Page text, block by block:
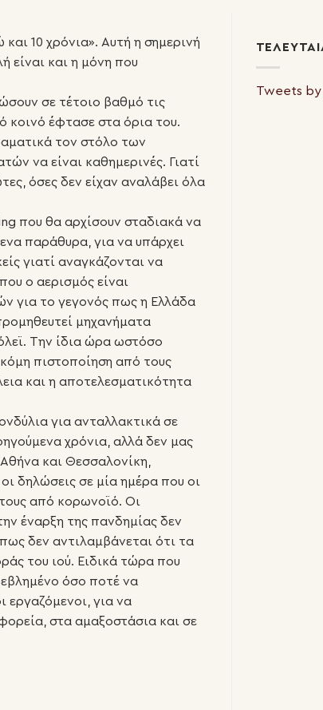
10 χρόνια». Αυτή η σημερινή
και η μόνη που
σε τέτοιο βαθμό τις
κοινό έφτασε στα όρια του.
τον στόλο των
να είναι καθημερινές. Γιατί
όσες δεν είχαν αναλάβει όλα
που θα αρχίσουν σταδιακά να
παράθυρα, για να υπάρχει
γιατί αναγκάζονται να
ο αερισμός είναι
για το γεγονός πως η Ελλάδα
μηχανήματα
Την ίδια ώρα ωστόσο
πιστοποίηση από τους
και η αποτελεσματικότητα
για ανταλλακτικά σε
χρόνια, αλλά δεν μας
και Θεσσαλονίκη,
δηλώσεις σε μία ημέρα που οι
από κορωνοϊό. Οι
έναρξη της πανδημίας δεν
δεν αντιλαμβάνεται ότι τα
του ιού. Ειδικά τώρα που
όσο ποτέ να
εργαζόμενοι, για να
στα αμαξοστάσια και σε
Tweets by